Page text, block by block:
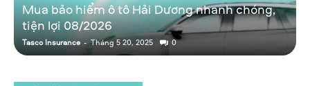
Mua bảo hiểm ô tô Hải Dương nhanh chóng,
tiện lợi 08/2026
Tasco Insurance - Tháng 5 20, 2025 0